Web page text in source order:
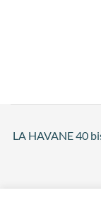
LA HAVANE 40